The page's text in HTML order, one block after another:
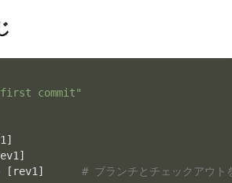
commit"
-b [rev1] # ブランチとチェックアウト